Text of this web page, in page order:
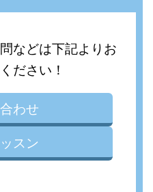
などは下記よりお
ださい！
わせ
スン